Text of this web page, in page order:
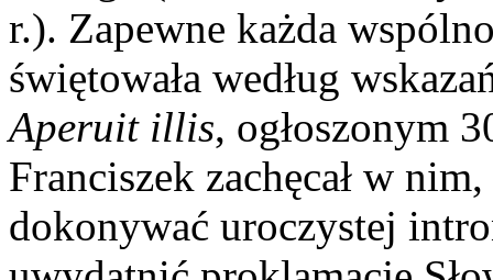
r.). Zapewne każda
świętowała według
Aperuit illis, ogłoszonym
Franciszek zachęcał w
dokonywać uroczystej